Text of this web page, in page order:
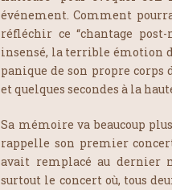
événement. Comment
réfléchir ce “chantage
insensé, la terrible émotion
panique de son propre
et quelques secondes à la
Sa mémoire va beaucoup
rappelle son premier
avait remplacé au dernier
surtout le concert où, tous